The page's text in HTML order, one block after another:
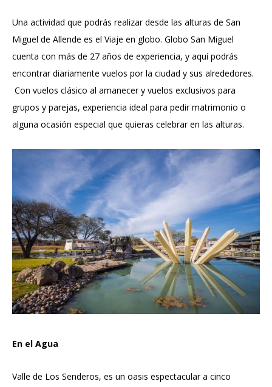
Una actividad que podrás realizar desde las alturas de San
Miguel de Allende es el Viaje en globo. Globo San Miguel
cuenta con más de 27 años de experiencia, y aquí podrás
encontrar diariamente vuelos por la ciudad y sus alrededores.
Con vuelos clásico al amanecer y vuelos exclusivos para
grupos y parejas, experiencia ideal para pedir matrimonio o
alguna ocasión especial que quieras celebrar en las alturas.
En el Agua
Valle de Los Senderos, es un oasis espectacular a cinco